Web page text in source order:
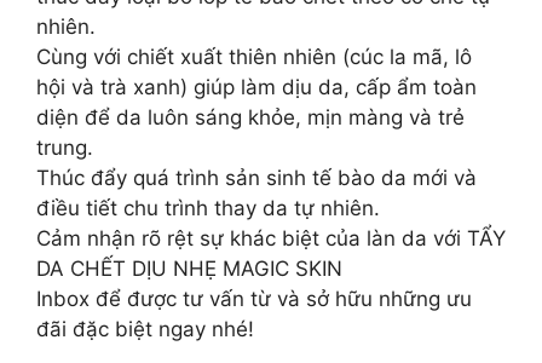
nhiên.
Cùng với chiết xuất thiên nhiên (cúc la mã, lô
hội và trà xanh) giúp làm dịu da, cấp ẩm toàn
diện để da luôn sáng khỏe, mịn màng và trẻ
trung.
Thúc đẩy quá trình sản sinh tế bào da mới và
điều tiết chu trình thay da tự nhiên.
Cảm nhận rõ rệt sự khác biệt của làn da với TẨY
DA CHẾT DỊU NHẸ MAGIC SKIN
Inbox để được tư vấn từ và sở hữu những ưu
đãi đặc biệt ngay nhé!